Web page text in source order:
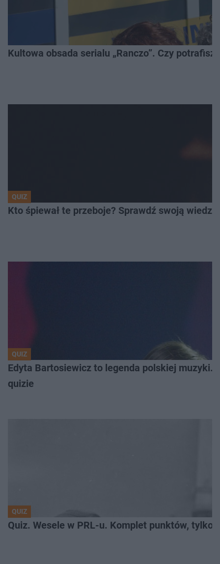
Kultowa obsada serialu „Ranczo”. Czy
QUIZ
Kto śpiewał te przeboje? Sprawdź swoją
QUIZ
Edyta Bartosiewicz to legenda polskiej muzyki.
quizie
QUIZ
Quiz. Wesele w PRL-u. Komplet punktów, tylko